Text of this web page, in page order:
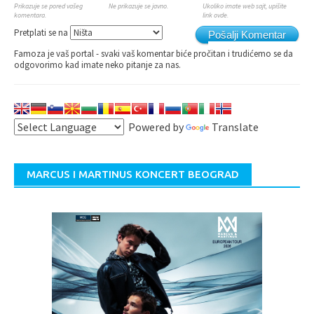
Prikazuje se pored vašeg
komentara.
Ne prikazuje se javno.
Ukoliko imate web sajt, upišite
link ovde.
Pošalji Komentar
Pretplati se na
Famoza je vaš portal - svaki vaš komentar biće pročitan i trudićemo se da
odgovorimo kad imate neko pitanje za nas.
Powered by Translate
MARCUS I MARTINUS KONCERT BEOGRAD